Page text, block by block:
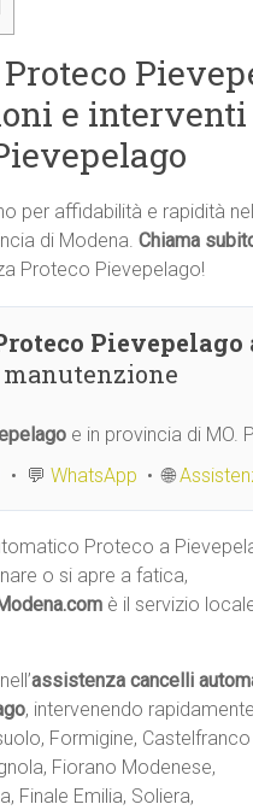
e
per affidabilità e rapidità
di Modena. Chiama
Proteco Pievepelago!
Pievepelago
manutenzione
e in provincia di MO.
• 💬 WhatsApp • 🌐
Proteco a
o si apre a fatica,
è il servizio
assistenza cancelli
, intervenendo
Formigine, Castelfranco
Fiorano Modenese,
Finale Emilia, Soliera,